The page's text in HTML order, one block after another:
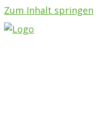
Zum Inhalt springen